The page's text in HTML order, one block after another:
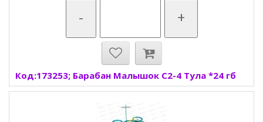
- +
Код:173253; Барабан Малышок С2-4 Тула *24 гб